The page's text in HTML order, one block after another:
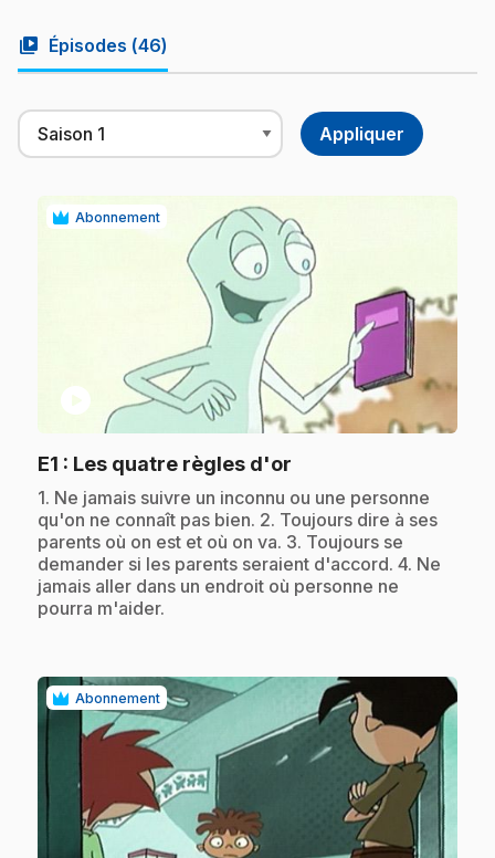
video_library Épisodes (46)
Abonnement
play_circle
E1 : Les quatre règles d'or
.1. Ne jamais suivre un inconnu ou une personne
qu'on ne connaît pas bien. 2. Toujours dire à ses
parents où on est et où on va. 3. Toujours se
demander si les parents seraient d'accord. 4. Ne
jamais aller dans un endroit où personne ne
pourra m'aider.
Abonnement